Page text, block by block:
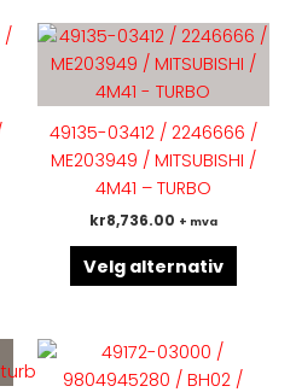
49135-03412 / 2246666 /
ME203949 / MITSUBISHI /
4M41 – TURBO
kr8,736.00 + mva
Velg alternativ
Dette
flere